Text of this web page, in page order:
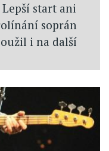
start ani
soprán
i na další